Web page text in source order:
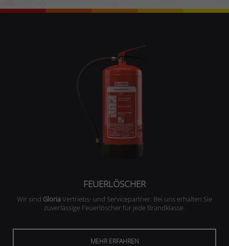
FEUERLÖSCHER
Wir sind GloriaVertriebs- und Servicepartner. Bei uns erhalten Sie
zuverlässige Feuerlöscher für jede Brandklasse.
MEHR ERFAHREN